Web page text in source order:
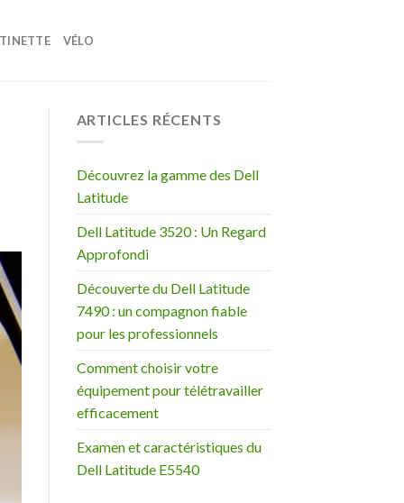
VÉLO
ARTICLES RÉCENTS
Découvrez la gamme des Dell
Latitude
Dell Latitude 3520 : Un Regard
Approfondi
Découverte du Dell Latitude
7490 : un compagnon fiable
pour les professionnels
Comment choisir votre
équipement pour télétravailler
efficacement
Examen et caractéristiques du
Dell Latitude E5540